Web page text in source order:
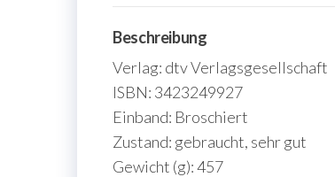
Beschreibung
Verlag: dtv Verlagsgesellschaft
ISBN: 3423249927
Einband: Broschiert
Zustand: gebraucht, sehr gut
Gewicht (g): 457